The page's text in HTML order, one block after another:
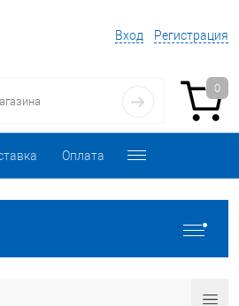
Вход Регистрация
0
Оплата